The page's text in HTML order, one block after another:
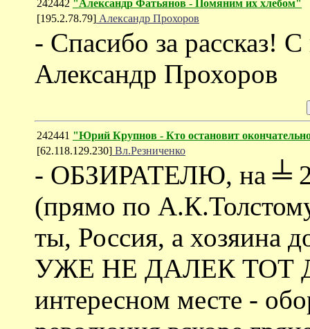
242442 "Александр Фатьянов - Помяним их хлебом"
[195.2.78.79] Александр Прохоров
- Спасибо за рассказ!
Александр Прохоров
242441 "Юрий Крупнов - Кто остановит
[62.118.129.230] Вл.Резниченко
- ОБЗИРАТЕЛЮ, на ╧
(прямо по
ты, Россия, а хозяина
УЖЕ НЕ ДАЛЕК ТОТ
интересном месте -